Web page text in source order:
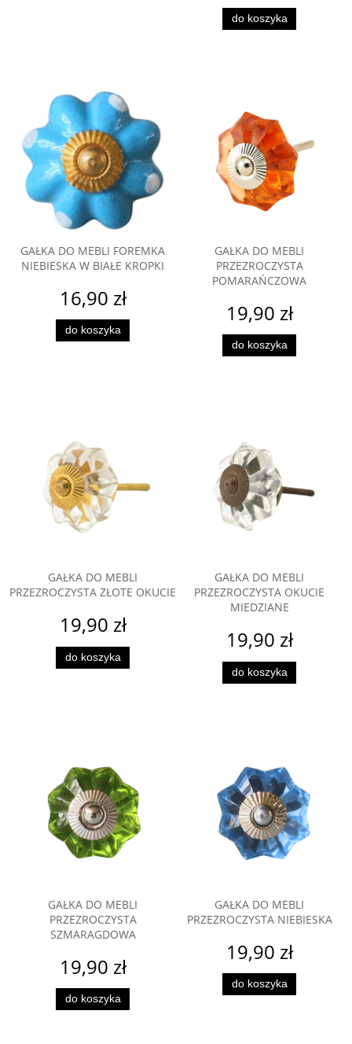
do koszyka
GAŁKA DO MEBLI FOREMKA
NIEBIESKA W BIAŁE KROPKI
16,90 zł
do koszyka
GAŁKA DO MEBLI
PRZEZROCZYSTA
POMARAŃCZOWA
19,90 zł
do koszyka
GAŁKA DO MEBLI
PRZEZROCZYSTA ZŁOTE OKUCIE
19,90 zł
do koszyka
GAŁKA DO MEBLI
PRZEZROCZYSTA OKUCIE
MIEDZIANE
19,90 zł
do koszyka
GAŁKA DO MEBLI
PRZEZROCZYSTA
SZMARAGDOWA
19,90 zł
do koszyka
GAŁKA DO MEBLI
PRZEZROCZYSTA NIEBIESKA
19,90 zł
do koszyka